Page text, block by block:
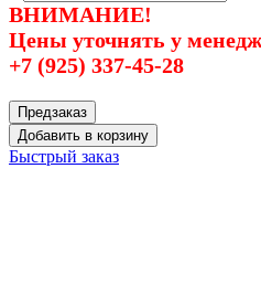
ВНИМАНИЕ!
Цены уточнять у
+7 (925) 337-45-28
Предзаказ
Добавить в корзину
Быстрый заказ